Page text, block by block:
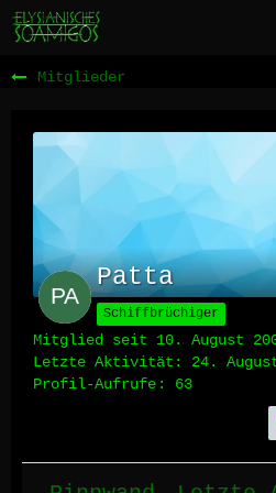
Mitglieder
Patta
Schiffbrüchiger
Mitglied seit 10. August
Letzte Aktivität: 24.
Profil-Aufrufe
63